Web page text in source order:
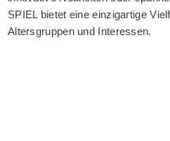
SPIEL bietet eine einzigartige
Altersgruppen und Interessen.